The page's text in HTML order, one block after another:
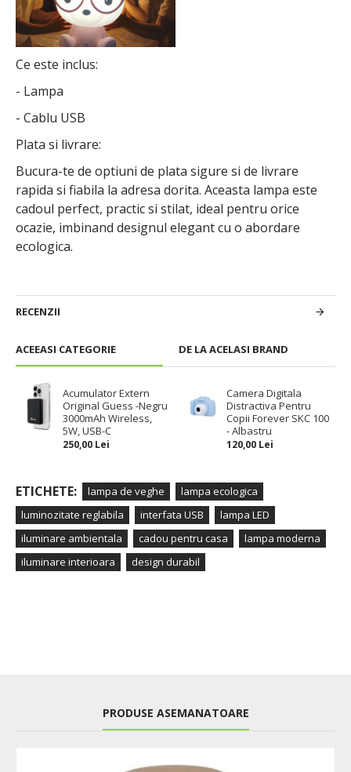
ACEEASI CATEGORIE DE LA ACELASI BRAND
Acumulator Extern
Original Guess -Negru
3000mAh Wireless,
5W, USB-C
250,00 Lei
Camera Digitala
Distractiva Pentru
Copii Forever SKC 100
- Albastru
120,00 Lei
Ce este inclus:
- Lampa
- Cablu USB
Plata si livrare:
Bucura-te de optiuni de plata sigure si de livrare
rapida si fiabila la adresa dorita. Aceasta lampa este
cadoul perfect, practic si stilat, ideal pentru orice
ocazie, imbinand designul elegant cu o abordare
ecologica.
RECENZII
ETICHETE: lampa de veghe
lampa ecologica
luminozitate reglabila
interfata USB
lampa LED
iluminare ambientala
cadou pentru casa
lampa moderna
iluminare interioara
design durabil
PRODUSE ASEMANATOARE